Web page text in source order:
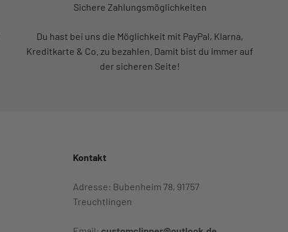
Sichere Zahlungsmöglichkeiten
Du hast bei uns die Möglichkeit mit PayPal, Klarna,
Kreditkarte & Co. zu bezahlen. Damit bist du immer auf
der sicheren Seite!
Kontakt
Adresse: Bubenheim 78, 91757
Treuchtlingen